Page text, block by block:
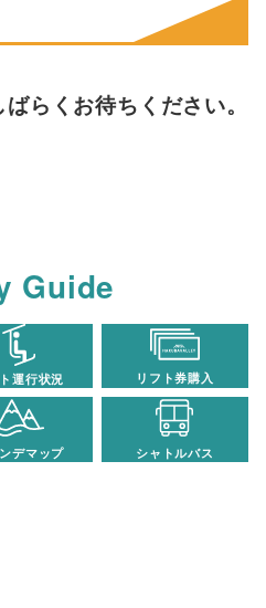
らくお待ちください。
Guide
運行状況 リフト券購入
デマップ シャトルバス